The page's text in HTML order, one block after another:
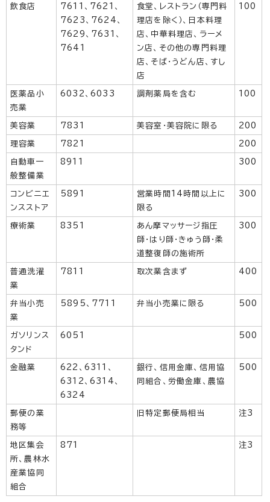
飲食店
7611、7621、
7623、7624、
7629、7631、
7641
食堂、レストラン（専門料
理店を除く）、日本料理
店、中華料理店、ラーメ
ン店、その他の専門料理
店、そば・うどん店、すし
店
100
医薬品小
売業
6032、6033 調剤薬局を含む 100
美容業 7831 美容室・美容院に限る 200
理容業 7821 200
自動車一
般整備業
8911 300
コンビニエ
ンスストア
5891
営業時間14時間以上に
限る
300
療術業 8351
あん摩マッサージ指圧
師・はり師・きゅう師・柔
道整復師の施術所
300
普通洗濯
業
7811 取次業含まず 400
弁当小売
業
5895、7711 弁当小売業に限る 500
ガソリンス
タンド
6051 500
金融業
622、6311、
6312、6314、
6324
銀行、信用金庫、信用協
同組合、労働金庫、農協
500
郵便の業
務等
旧特定郵便局相当 注3
地区集会
所、農林水
産業協同
組合
871 注3